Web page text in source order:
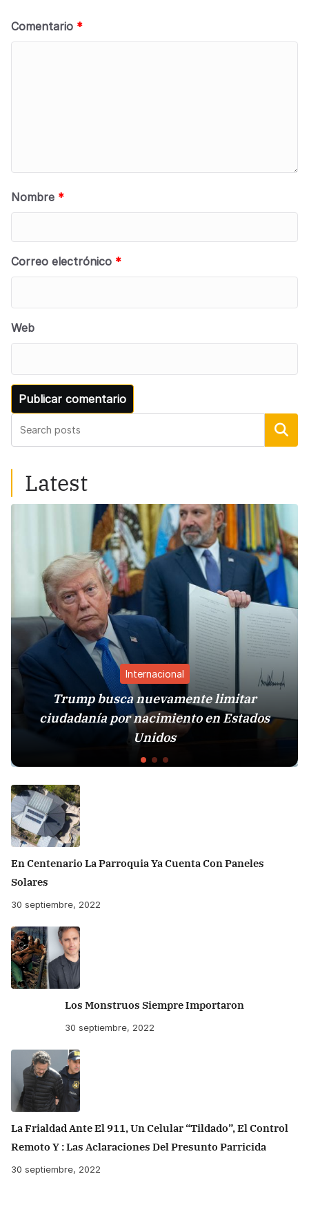
Comentario *
Nombre *
Correo electrónico *
Web
Buscar
Latest
Internacional
Trump busca nuevamente limitar
por nacimiento en Estados
En Centenario La Parroquia Ya Cuenta Con Paneles
Solares
30 septiembre, 2022
Los Monstruos Siempre Importaron
30 septiembre, 2022
La Frialdad Ante El 911, Un Celular “tildado”, El Control
Remoto Y : Las Aclaraciones Del Presunto Parricida
30 septiembre, 2022